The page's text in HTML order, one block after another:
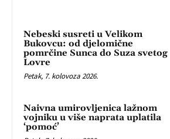
Nebeski susreti u Velikom
Bukovcu: od djelomične
pomrčine Sunca do Suza svetog
Lovre
Petak, 7. kolovoza 2026.
Naivna umirovljenica lažnom
vojniku u više naprata uplatila
‘pomoć’